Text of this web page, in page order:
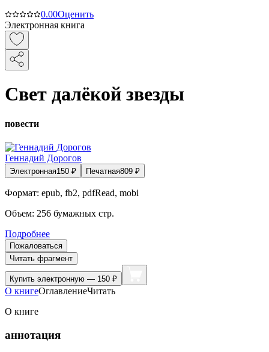
0.00Оценить
Электронная книга
Свет далёкой звезды
повести
Геннадий Дорогов
Электронная150 ₽ Печатная809 ₽
Формат: epub, fb2, pdfRead, mobi
Объем: 256 бумажных стр.
Подробнее
Пожаловаться
Читать фрагмент
Купить электронную — 150 ₽
О книгеОглавлениеЧитать
О книге
аннотация